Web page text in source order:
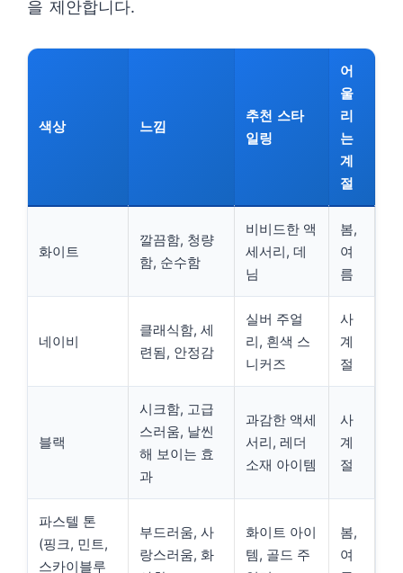
을 제안합니다.
색상 느낌
추천 스타
일링
어
울
리
는
계
절
화이트
깔끔함, 청량
함, 순수함
비비드한 액
세서리, 데
님
봄,
여
름
네이비
클래식함, 세
련됨, 안정감
실버 주얼
리, 흰색 스
니커즈
사
계
절
블랙
시크함, 고급
스러움, 날씬
해 보이는 효
과
과감한 액세
서리, 레더
소재 아이템
사
계
절
파스텔 톤
(핑크, 민트,
스카이블루
부드러움, 사
랑스러움, 화
화이트 아이
템, 골드 주
봄,
여